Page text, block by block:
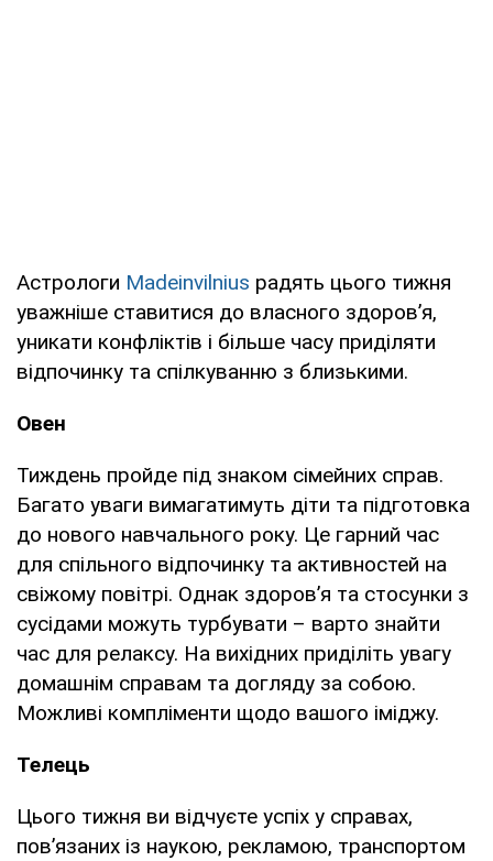
Астрологи Madeinvilnius радять цього тижня
уважніше ставитися до власного здоров’я,
уникати конфліктів і більше часу приділяти
відпочинку та спілкуванню з близькими.
Овен
Тиждень пройде під знаком сімейних справ.
Багато уваги вимагатимуть діти та підготовка
до нового навчального року. Це гарний час
для спільного відпочинку та активностей на
свіжому повітрі. Однак здоров’я та стосунки з
сусідами можуть турбувати – варто знайти
час для релаксу. На вихідних приділіть увагу
домашнім справам та догляду за собою.
Можливі компліменти щодо вашого іміджу.
Телець
Цього тижня ви відчуєте успіх у справах,
пов’язаних із наукою, рекламою, транспортом